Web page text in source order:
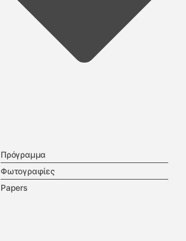
Πρόγραμμα
Φωτογραφίες
Papers